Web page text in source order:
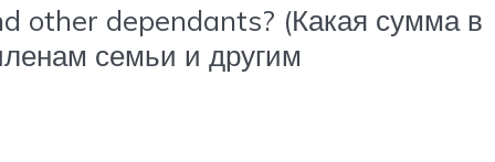
other dependants? (Какая сумма в
семьи и другим